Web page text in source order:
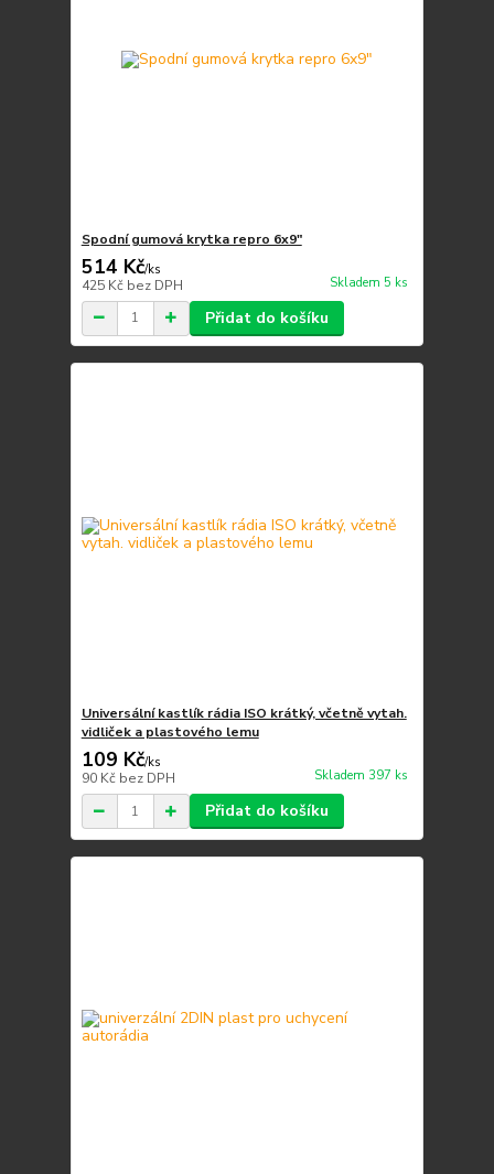
Spodní gumová krytka repro 6x9"
514 Kč/ks
425 Kč bez DPH Skladem 5 ks
Přidat do košíku
Universální kastlík rádia ISO krátký, včetně vytah.
vidliček a plastového lemu
109 Kč/ks
90 Kč bez DPH Skladem 397 ks
Přidat do košíku